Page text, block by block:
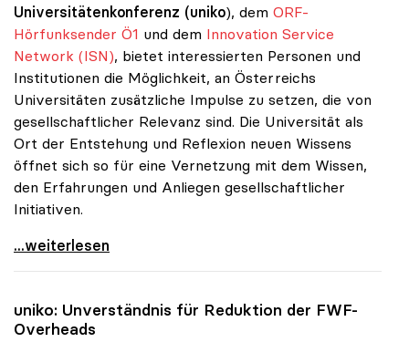
Universitätenkonferenz (uniko), dem ORF-
Hörfunksender Ö1 und dem Innovation Service
Network (ISN), bietet interessierten Personen und
Institutionen die Möglichkeit, an Österreichs
Universitäten zusätzliche Impulse zu setzen, die von
gesellschaftlicher Relevanz sind. Die Universität als
Ort der Entstehung und Reflexion neuen Wissens
öffnet sich so für eine Vernetzung mit dem Wissen,
den Erfahrungen und Anliegen gesellschaftlicher
Initiativen.
Erste Preisverleihung zu uniko-Projekt
...weiterlesen
uniko: Unverständnis für Reduktion der FWF-
Overheads